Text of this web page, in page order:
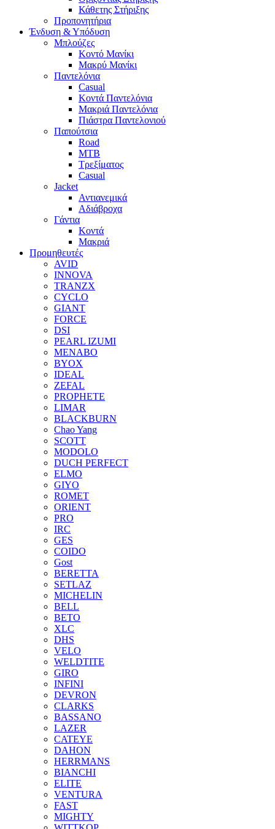
Κάθετης Στήριξης
Προπονητήρια
Ένδυση & Υπόδυση
Μπλούζες
Κοντό Μανίκι
Μακρύ Μανίκι
Παντελόνια
Casual
Κοντά Παντελόνια
Μακριά Παντελόνια
Πιάστρα Παντελονιού
Παπούτσια
Road
MTB
Τρεξίματος
Casual
Jacket
Αντιανεμικά
Αδιάβροχα
Γάντια
Κοντά
Μακριά
Προμηθευτές
AVID
INNOVA
TRANZX
CYCLO
GIANT
FORCE
DSI
PEARL IZUMI
MENABO
BYOX
IDEAL
ZEFAL
PROPHETE
LIMAR
BLACKBURN
Chao Yang
SCOTT
MODOLO
DUCH PERFECT
ELMO
GIYO
ROMET
ORIENT
PRO
IRC
GES
COIDO
Gost
BERETTA
SETLAZ
MICHELIN
BELL
BETO
XLC
DHS
VELO
WELDTITE
GIRO
INFINI
DEVRON
CLARKS
BASSANO
LAZER
CATEYE
DAHON
HERRMANS
BIANCHI
ELITE
VENTURA
FAST
MIGHTY